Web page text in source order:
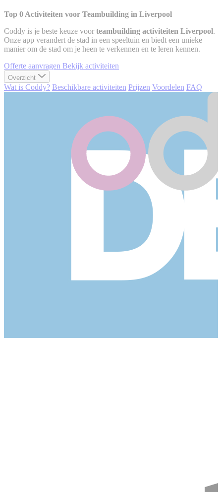
Top 0 Activiteiten voor Teambuilding in Liverpool
Coddy is je beste keuze voor teambuilding activiteiten Liverpool.
Onze app verandert de stad in een speeltuin en biedt een unieke
manier om de stad om je heen te verkennen en te leren kennen.
Offerte aanvragen Bekijk activiteiten
Overzicht
Wat is Coddy? Beschikbare activiteiten Prijzen Voordelen FAQ